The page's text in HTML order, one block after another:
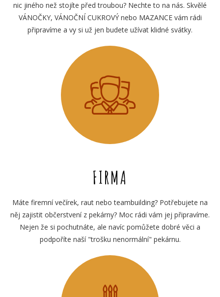
nic jiného než stojíte před troubou? Nechte to na nás. Skvělé
VÁNOČKY, VÁNOČNÍ CUKROVÝ nebo MAZANCE vám rádi
připravíme a vy si už jen budete užívat klidné svátky.
FIRMA
Máte firemní večírek, raut nebo teambuilding? Potřebujete na
něj zajistit občerstvení z pekárny? Moc rádi vám jej připravíme.
Nejen že si pochutnáte, ale navíc pomůžete dobré věci a
podpoříte naší "trošku nenormální" pekárnu.